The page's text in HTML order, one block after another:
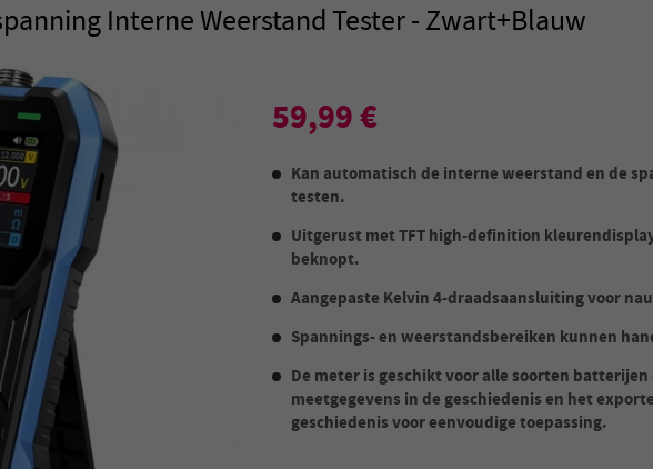
Interne Weerstand Tester - Zwart+Blauw
59,99 €
Kan automatisch de interne weerstand en de
testen.
Uitgerust met TFT high-definition
beknopt.
Aangepaste Kelvin 4-draadsaansluiting voor
Spannings- en weerstandsbereiken kunnen
De meter is geschikt voor alle soorten
meetgegevens in de geschiedenis en het
geschiedenis voor eenvoudige toepassing.